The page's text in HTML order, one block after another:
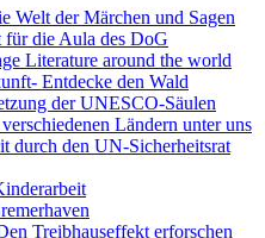
Welt der Märchen und Sagen
für die Aula des DoG
Literature around the world
Entdecke den Wald
der UNESCO-Säulen
Ländern unter uns
durch den UN-Sicherheitsrat
Treibhauseffekt erforschen